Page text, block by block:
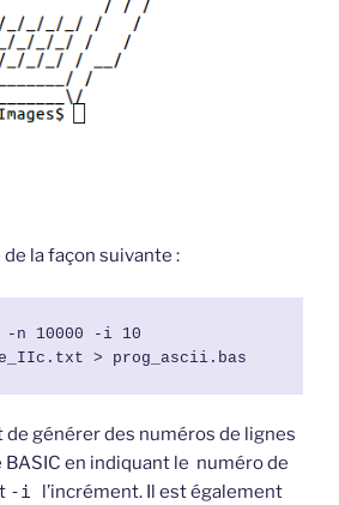
de la façon suivante :
n 10000 -i 10
> prog_ascii.bas
de générer des numéros de lignes
en indiquant le numéro de
-i l’incrément. Il est également